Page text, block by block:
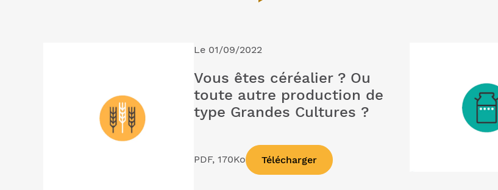
Le 01/09/2022
Vous êtes céréalier ? Ou
toute autre production de
type Grandes Cultures ?
PDF, 170Ko Télécharger